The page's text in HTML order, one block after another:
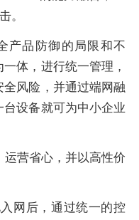
。
品防御的局限和不
体，进行统一管理，
风险，并通过端网融
设备就可为中小企业
营省心，并以高性价
网后，通过统一的控